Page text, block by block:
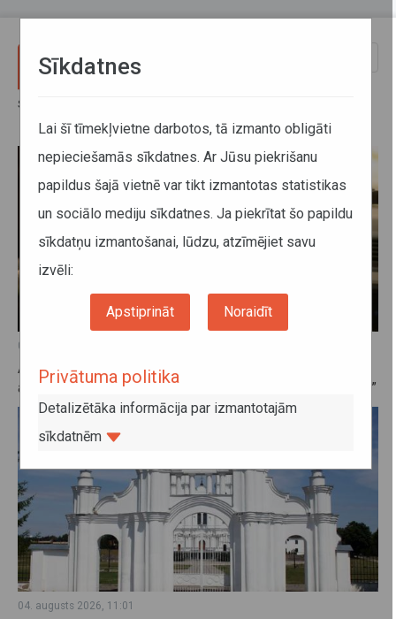
Sākums
07. augusts 2026, 08:30
ATD reģistrējusi jaunu mobilo lietotni komercpārvadājumu
ar vieglo automobili pakalpojumu nodrošināšanai – “GURU”
04. augusts 2026, 11:01
Sīkdatnes
Lai šī tīmekļvietne darbotos, tā izmanto obligāti
nepieciešamās sīkdatnes. Ar Jūsu piekrišanu
papildus šajā vietnē var tikt izmantotas statistikas
un sociālo mediju sīkdatnes. Ja piekrītat šo papildu
sīkdatņu izmantošanai, lūdzu, atzīmējiet savu
izvēli:
Apstiprināt Noraidīt
Privātuma politika
Detalizētāka informācija par izmantotajām
sīkdatnēm